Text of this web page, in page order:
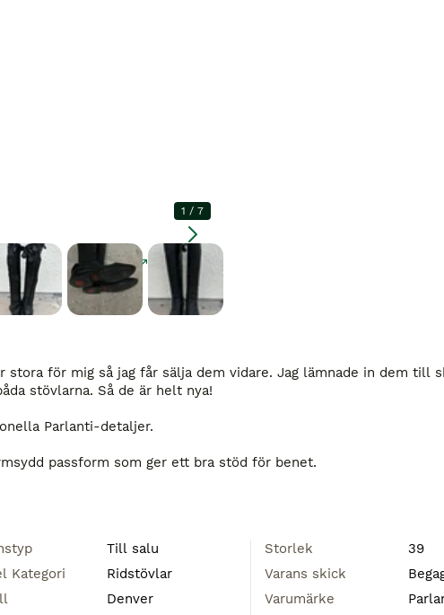
Förstora
1 / 7
stora för mig så jag får sälja dem vidare. Jag lämnade in dem till
stövlarna. Så de är helt nya!
Parlanti-detaljer.
passform som ger ett bra stöd för benet.
dragkedjan håller sporrarna bekvämt på plats, skyddar
av gummi och latex, vilket ger överlägsen flexibilitet och
Till salu
Kategori
Ridstövlar
Denver
Storlek
39
Varans skick
Varumärke